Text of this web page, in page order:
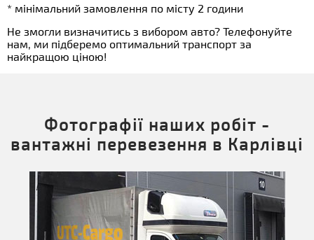
* мінімальний замовлення по місту 2 години
Не змогли визначитись з вибором авто? Телефонуйте
нам, ми підберемо оптимальний транспорт за
найкращою ціною!
Фотографії наших робіт -
вантажні перевезення в Карлівці